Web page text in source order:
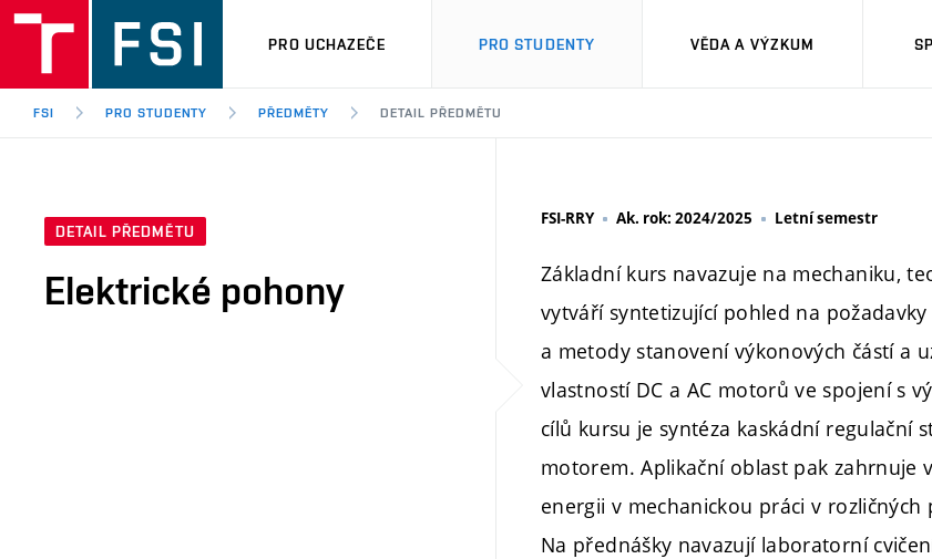
PRO UCHAZEČE PRO STUDENTY VĚDA A VÝZKUM
FSI PRO STUDENTY PŘEDMĚTY DETAIL PŘEDMĚTU
DETAIL PŘEDMĚTU
Elektrické pohony
FSI-RRY Ak. rok: 2024/2025 Letní semestr
Základní kurs navazuje na mechaniku,
vytváří syntetizující pohled na
a metody stanovení výkonových částí a
vlastností DC a AC motorů ve spojení s
cílů kursu je syntéza kaskádní regulační
motorem. Aplikační oblast pak zahrnuje
energii v mechanickou práci v
Na přednášky navazují laboratorní